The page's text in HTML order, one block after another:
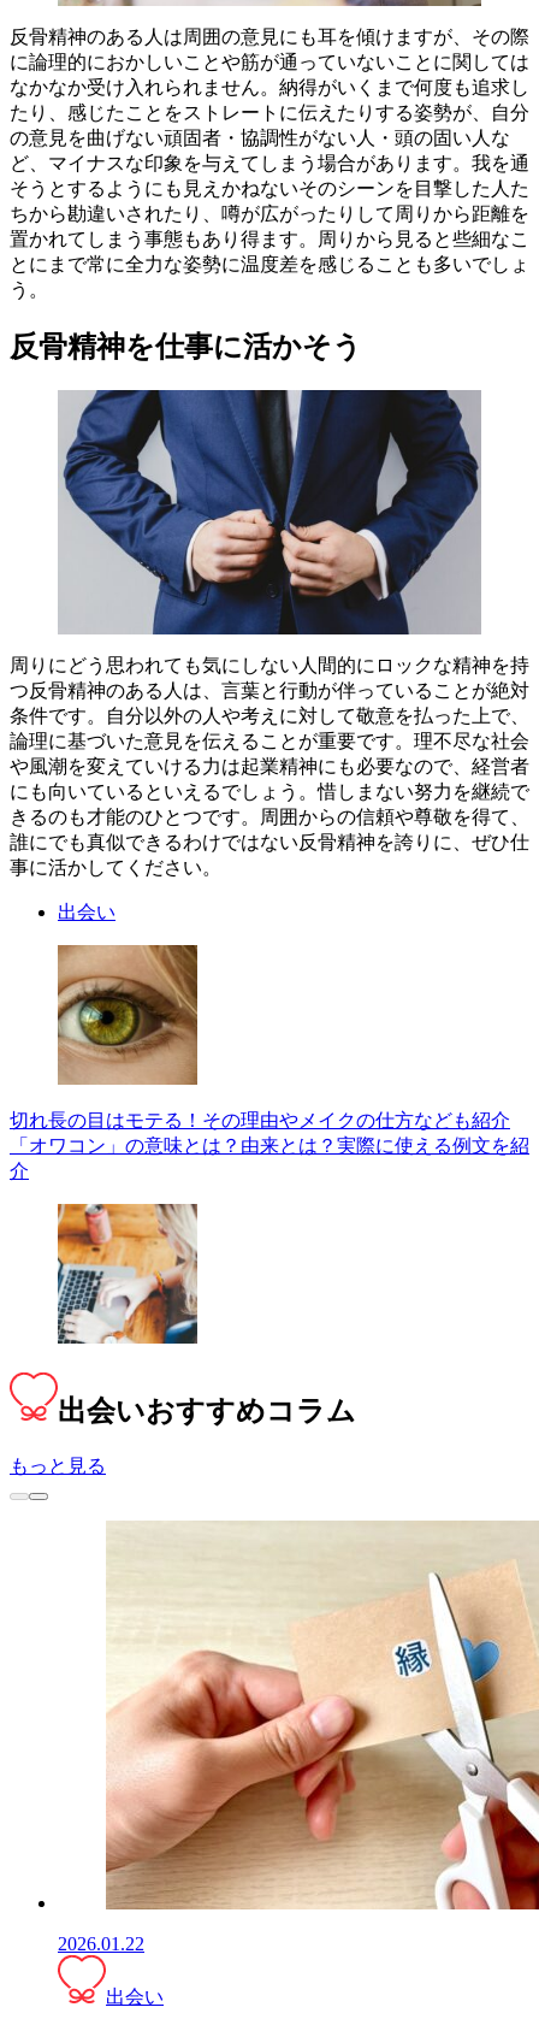
反骨精神のある人は周囲の意見にも耳を傾けますが、その際
に論理的におかしいことや筋が通っていないことに関しては
なかなか受け入れられません。納得がいくまで何度も追求し
たり、感じたことをストレートに伝えたりする姿勢が、自分
の意見を曲げない頑固者・協調性がない人・頭の固い人な
ど、マイナスな印象を与えてしまう場合があります。我を通
そうとするようにも見えかねないそのシーンを目撃した人た
ちから勘違いされたり、噂が広がったりして周りから距離を
置かれてしまう事態もあり得ます。周りから見ると些細なこ
とにまで常に全力な姿勢に温度差を感じることも多いでしょ
う。
反骨精神を仕事に活かそう
周りにどう思われても気にしない人間的にロックな精神を持
つ反骨精神のある人は、言葉と行動が伴っていることが絶対
条件です。自分以外の人や考えに対して敬意を払った上で、
論理に基づいた意見を伝えることが重要です。理不尽な社会
や風潮を変えていける力は起業精神にも必要なので、経営者
にも向いているといえるでしょう。惜しまない努力を継続で
きるのも才能のひとつです。周囲からの信頼や尊敬を得て、
誰にでも真似できるわけではない反骨精神を誇りに、ぜひ仕
事に活かしてください。
出会い
切れ長の目はモテる！その理由やメイクの仕方なども紹介
「オワコン」の意味とは？由来とは？実際に使える例文を紹
介
出会いおすすめコラム
もっと見る
2026.01.22
出会い